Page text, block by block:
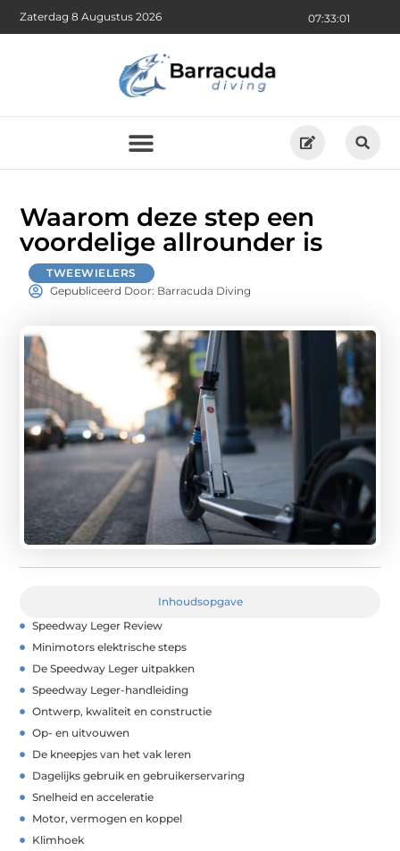
07:33:02
Zaterdag 8 Augustus 2026
Waarom deze step een
voordelige allrounder is
TWEEWIELERS
Gepubliceerd Door: Barracuda Diving
Inhoudsopgave
Speedway Leger Review
Minimotors elektrische steps
De Speedway Leger uitpakken
Speedway Leger-handleiding
Ontwerp, kwaliteit en constructie
Op- en uitvouwen
De kneepjes van het vak leren
Dagelijks gebruik en gebruikerservaring
Snelheid en acceleratie
Motor, vermogen en koppel
Klimhoek